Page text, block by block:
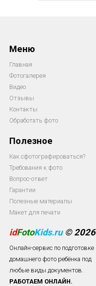
Меню
Главная
Фотогалерея
Видео
Отзывы
Контакты
Обработать фото
Полезное
Как сфотографироваться?
Требования к фото
Вопрос-ответ
Гарантии
Полезные материалы
Макет для печати
idFotoKids.ru © 2026
Онлайн-сервис по подготовке
домашнего фото ребёнка под
любые виды документов.
РАБОТАЕМ ОНЛАЙН.